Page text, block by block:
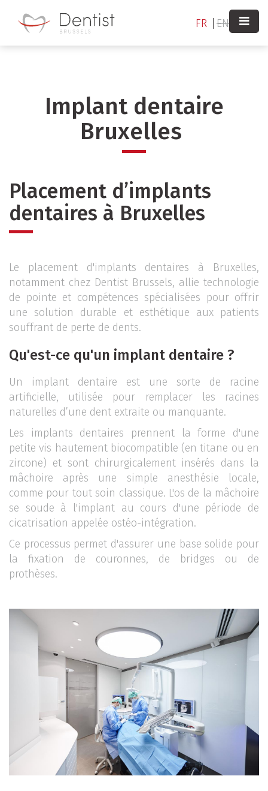
contenu
FR EN
Implant dentaire
Bruxelles
Placement d’implants
dentaires à Bruxelles
Le placement d'implants dentaires à Bruxelles,
notamment chez Dentist Brussels, allie technologie
de pointe et compétences spécialisées pour offrir
une solution durable et esthétique aux patients
souffrant de perte de dents.
Qu'est-ce qu'un implant dentaire ?
Un implant dentaire est une sorte de racine
artificielle, utilisée pour remplacer les racines
naturelles d’une dent extraite ou manquante.
Les implants dentaires prennent la forme d'une
petite vis hautement biocompatible (en titane ou en
zircone) et sont chirurgicalement insérés dans la
mâchoire après une simple anesthésie locale,
comme pour tout soin classique. L'os de la mâchoire
se soude à l'implant au cours d'une période de
cicatrisation appelée ostéo-intégration.
Ce processus permet d'assurer une base solide pour
la fixation de couronnes, de bridges ou de
prothèses.